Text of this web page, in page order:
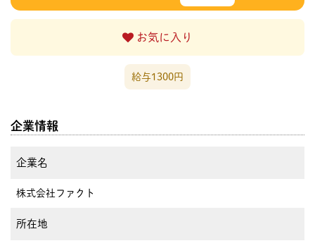
お気に入り
給与1300円
企業情報
企業名
株式会社ファクト
所在地